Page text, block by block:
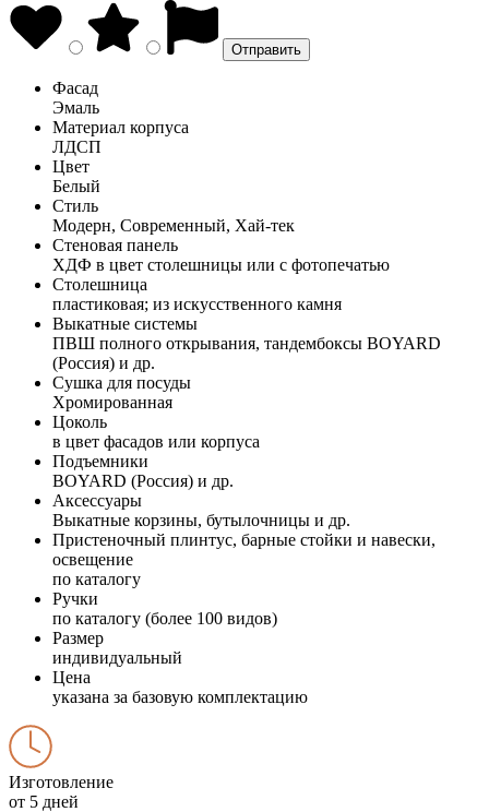
Фасад
Эмаль
Материал корпуса
ЛДСП
Цвет
Белый
Стиль
Модерн, Современный, Хай-тек
Стеновая панель
ХДФ в цвет столешницы или с фотопечатью
Столешница
пластиковая; из искусственного камня
Выкатные системы
ПВШ полного открывания, тандембоксы BOYARD
(Россия) и др.
Сушка для посуды
Хромированная
Цоколь
в цвет фасадов или корпуса
Подъемники
BOYARD (Россия) и др.
Аксессуары
Выкатные корзины, бутылочницы и др.
Пристеночный плинтус, барные стойки и навески,
освещение
по каталогу
Ручки
по каталогу (более 100 видов)
Размер
индивидуальный
Цена
указана за базовую комплектацию
Изготовление
от 5 дней